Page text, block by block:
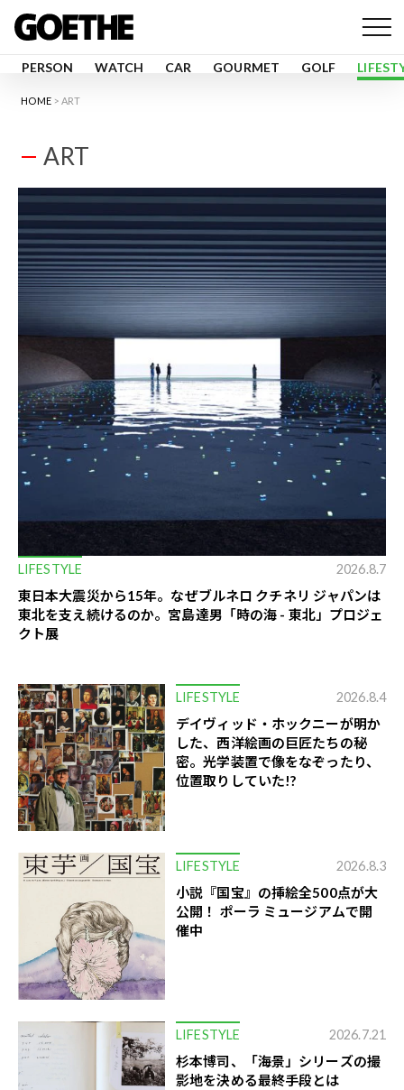
PERSON WATCH CAR GOURMET GOLF
HOME ART
ART
LIFESTYLE 2026.8.7
​東日本大震災から15年。なぜブルネロ クチネリ ジャパンは
東北を支え続けるのか。宮島達男「時の海 - 東北」プロジェ
クト展
LIFESTYLE 2026.8.4
デイヴィッド・ホックニーが明か
した、西洋絵画の巨匠たちの秘
密。光学装置で像をなぞったり、
位置取りしていた!?
LIFESTYLE 2026.8.3
小説『国宝』の挿絵全500点が大
公開！ ポーラ ミュージアムで開
催中
LIFESTYLE 2026.7.21
杉本博司、「海景」シリーズの撮
影地を決める最終手段とは